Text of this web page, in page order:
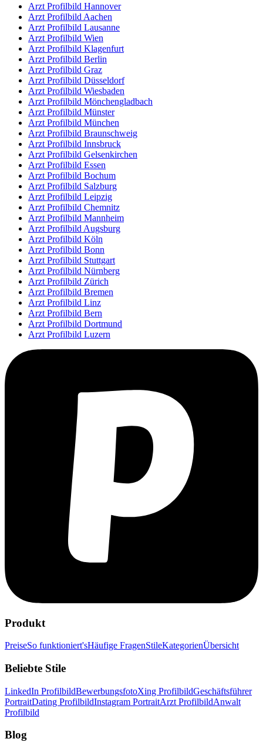
Arzt Profilbild Hannover
Arzt Profilbild Aachen
Arzt Profilbild Lausanne
Arzt Profilbild Wien
Arzt Profilbild Klagenfurt
Arzt Profilbild Berlin
Arzt Profilbild Graz
Arzt Profilbild Düsseldorf
Arzt Profilbild Wiesbaden
Arzt Profilbild Mönchengladbach
Arzt Profilbild Münster
Arzt Profilbild München
Arzt Profilbild Braunschweig
Arzt Profilbild Innsbruck
Arzt Profilbild Gelsenkirchen
Arzt Profilbild Essen
Arzt Profilbild Bochum
Arzt Profilbild Salzburg
Arzt Profilbild Leipzig
Arzt Profilbild Chemnitz
Arzt Profilbild Mannheim
Arzt Profilbild Augsburg
Arzt Profilbild Köln
Arzt Profilbild Bonn
Arzt Profilbild Stuttgart
Arzt Profilbild Nürnberg
Arzt Profilbild Zürich
Arzt Profilbild Bremen
Arzt Profilbild Linz
Arzt Profilbild Bern
Arzt Profilbild Dortmund
Arzt Profilbild Luzern
Produkt
PreiseSo funktioniert'sHäufige FragenStileKategorienÜbersicht
Beliebte Stile
LinkedIn ProfilbildBewerbungsfotoXing ProfilbildGeschäftsführer
PortraitDating ProfilbildInstagram PortraitArzt ProfilbildAnwalt
Profilbild
Blog